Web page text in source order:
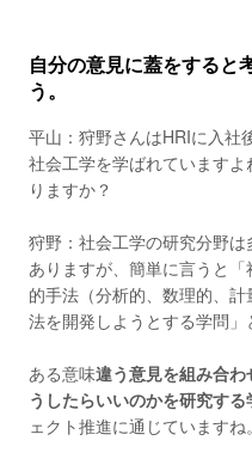
自分の意見に蓋をすると
う。
平山：狩野さんはHRIに入社
社会工学を学ばれています
りますか？
狩野：社会工学の研究分野
ありますが、簡単に言うと
的手法（分析的、数理的、
法を開発しようとする学問」
ある意味違う意見を組み合
うしたらいいのかを研究する
ェクト推進に通じていますね。